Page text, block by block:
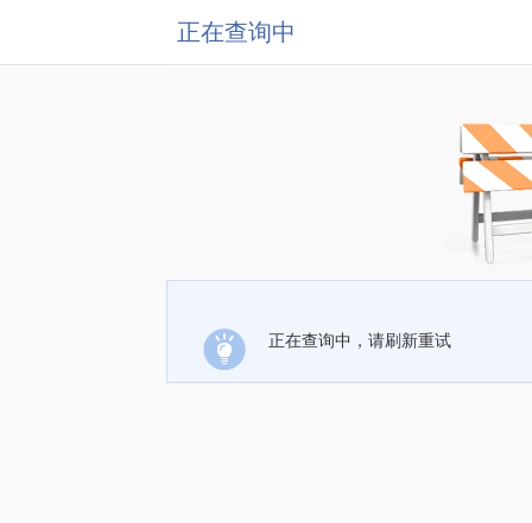
正在查询中
正在查询中，请刷新重试